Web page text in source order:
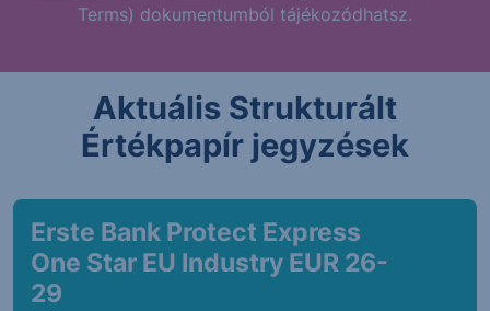
Terms) dokumentumból tájékozódhatsz.
Aktuális Strukturált
Értékpapír jegyzések
Erste Bank Protect Express
One Star EU Industry EUR 26-
29